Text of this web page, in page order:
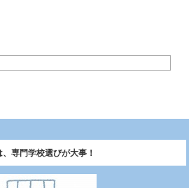
専門学校選びが大事！